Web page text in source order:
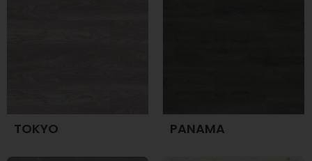
TOKYO PANAMA